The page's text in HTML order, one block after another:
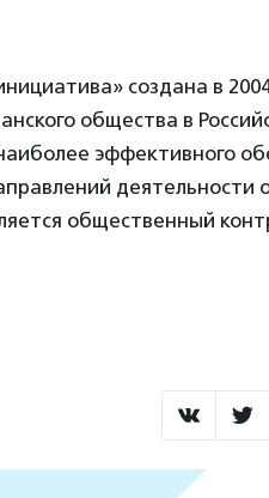
создана в
общества в
эффективного
деятельности
общественный